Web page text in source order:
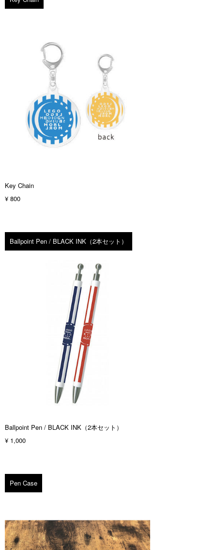
Key Chain
¥ 800
Ballpoint Pen / BLACK INK（2本セット）
Ballpoint Pen / BLACK INK（2本セット）
¥ 1,000
Pen Case